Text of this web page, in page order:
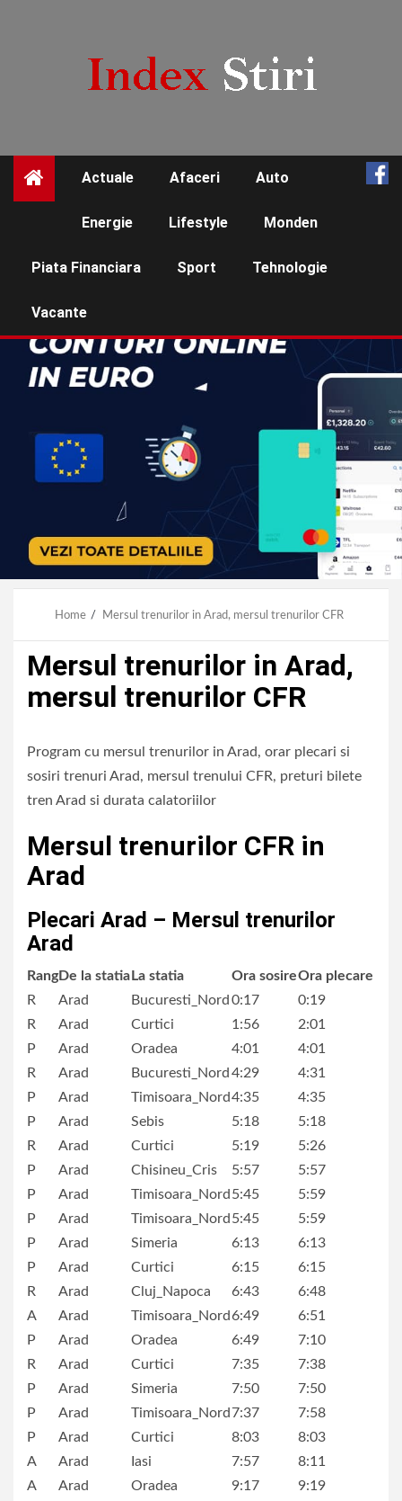
Actuale Afaceri Auto
Energie Lifestyle Monden
Piata Financiara Sport Tehnologie
Vacante
Home Mersul trenurilor in Arad, mersul trenurilor CFR
Mersul trenurilor in Arad,
mersul trenurilor CFR
Program cu mersul trenurilor in Arad, orar plecari si
sosiri trenuri Arad, mersul trenului CFR, preturi bilete
tren Arad si durata calatoriilor
Mersul trenurilor CFR in
Arad
Plecari Arad – Mersul trenurilor
Arad
RangDe la statia La statia Ora sosireOra plecare
R
Arad Bucuresti_Nord 0:17
0:19
R
Arad Curtici 1:56
2:01
P
Arad Oradea 4:01
4:01
R
Arad Bucuresti_Nord 4:29
4:31
P
Arad Timisoara_Nord4:35
4:35
P
Arad Sebis 5:18
5:18
R
Arad Curtici 5:19
5:26
P
Arad Chisineu_Cris 5:57
5:57
P
Arad Timisoara_Nord 5:45
5:59
P
Arad Timisoara_Nord 5:45
5:59
P
Arad Simeria 6:13
6:13
P
Arad Curtici 6:15
6:15
R
Arad Cluj_Napoca 6:43
6:48
A
Arad Timisoara_Nord 6:49
6:51
P
Arad Oradea 6:49
7:10
R
Arad Curtici 7:35
7:38
P
Arad Simeria 7:50
7:50
P
Arad Timisoara_Nord7:37
7:58
P
Arad Curtici 8:03
8:03
A
Arad Iasi 7:57
8:11
A
Arad Oradea 9:17
9:19